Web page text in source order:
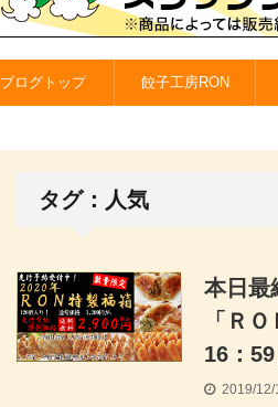
ブログトップ 餃子工房RON
タグ：人気
本日最
「Ｒ
16：59
2019/12/